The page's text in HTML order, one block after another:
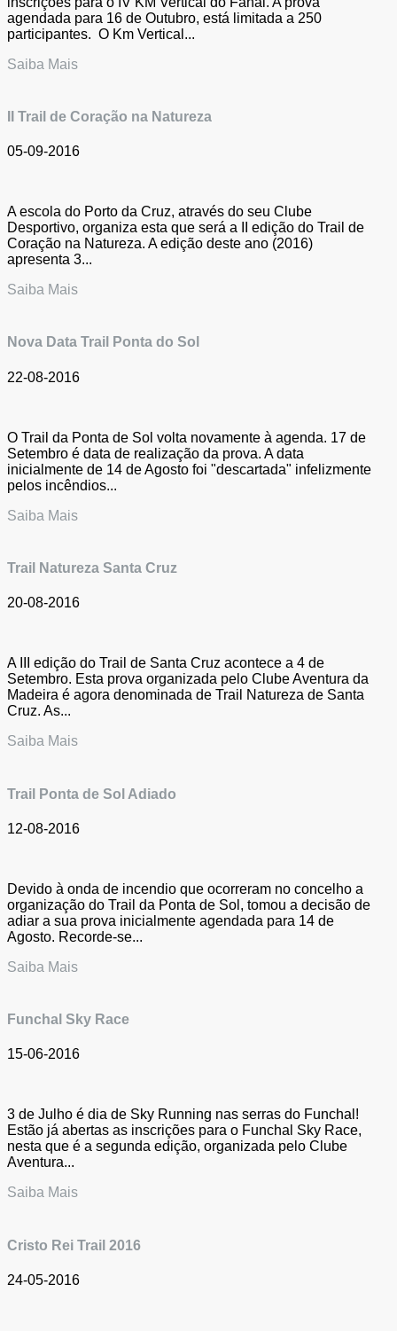
agendada para 16 de Outubro, está limitada a 250
participantes. O Km Vertical...
Saiba Mais
II Trail de Coração na Natureza
05-09-2016
A escola do Porto da Cruz, através do seu Clube
Desportivo, organiza esta que será a II edição do Trail de
Coração na Natureza. A edição deste ano (2016)
apresenta 3...
Saiba Mais
Nova Data Trail Ponta do Sol
22-08-2016
O Trail da Ponta de Sol volta novamente à agenda. 17 de
Setembro é data de realização da prova. A data
inicialmente de 14 de Agosto foi "descartada" infelizmente
pelos incêndios...
Saiba Mais
Trail Natureza Santa Cruz
20-08-2016
A III edição do Trail de Santa Cruz acontece a 4 de
Setembro. Esta prova organizada pelo Clube Aventura da
Madeira é agora denominada de Trail Natureza de Santa
Cruz. As...
Saiba Mais
Trail Ponta de Sol Adiado
12-08-2016
Devido à onda de incendio que ocorreram no concelho a
organização do Trail da Ponta de Sol, tomou a decisão de
adiar a sua prova inicialmente agendada para 14 de
Agosto. Recorde-se...
Saiba Mais
Funchal Sky Race
15-06-2016
3 de Julho é dia de Sky Running nas serras do Funchal!
Estão já abertas as inscrições para o Funchal Sky Race,
nesta que é a segunda edição, organizada pelo Clube
Aventura...
Saiba Mais
Cristo Rei Trail 2016
24-05-2016